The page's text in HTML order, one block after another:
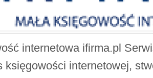
internetowa ifirma.pl
księgowości internetowej,